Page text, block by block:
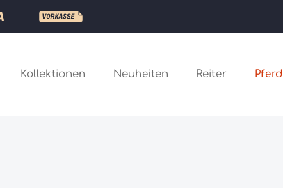
Kollektionen Neuheiten Reiter Pferd